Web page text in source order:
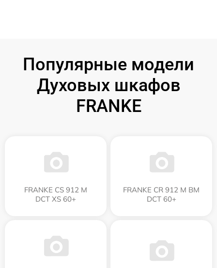
Популярные модели
Духовых шкафов
FRANKE
FRANKE CS 912 M
DCT XS 60+
FRANKE CR 912 M BM
DCT 60+